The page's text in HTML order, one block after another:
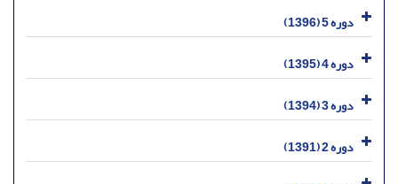
دوره 5 (1396)
دوره 4 (1395)
دوره 3 (1394)
دوره 2 (1391)